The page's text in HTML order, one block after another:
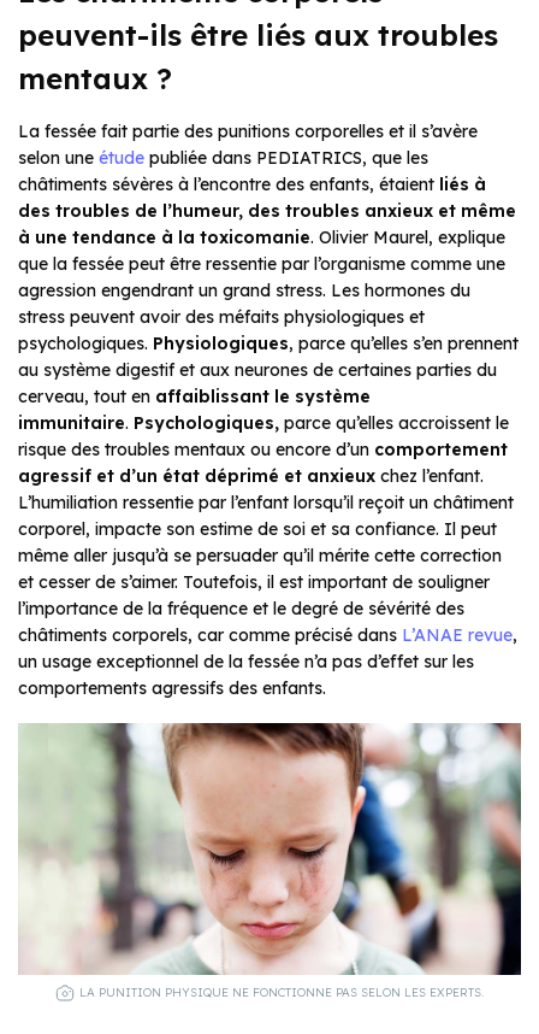
peuvent-ils être liés aux troubles
mentaux ?
La fessée fait partie des punitions corporelles et il s’avère
selon une étude publiée dans PEDIATRICS, que les
châtiments sévères à l’encontre des enfants, étaient liés à
des troubles de l’humeur, des troubles anxieux et même
à une tendance à la toxicomanie. Olivier Maurel, explique
que la fessée peut être ressentie par l’organisme comme une
agression engendrant un grand stress. Les hormones du
stress peuvent avoir des méfaits physiologiques et
psychologiques. Physiologiques, parce qu’elles s’en prennent
au système digestif et aux neurones de certaines parties du
cerveau, tout en affaiblissant le système
immunitaire. Psychologiques, parce qu’elles accroissent le
risque des troubles mentaux ou encore d’un comportement
agressif et d’un état déprimé et anxieux chez l’enfant.
L’humiliation ressentie par l’enfant lorsqu’il reçoit un châtiment
corporel, impacte son estime de soi et sa confiance. Il peut
même aller jusqu’à se persuader qu’il mérite cette correction
et cesser de s’aimer. Toutefois, il est important de souligner
l’importance de la fréquence et le degré de sévérité des
châtiments corporels, car comme précisé dans L’ANAE revue,
un usage exceptionnel de la fessée n’a pas d’effet sur les
comportements agressifs des enfants.
LA PUNITION PHYSIQUE NE FONCTIONNE PAS SELON LES EXPERTS.